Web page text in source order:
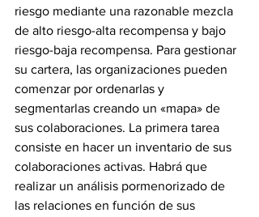
riesgo mediante una razonable mezcla
de alto riesgo-alta recompensa y bajo
riesgo-baja recompensa. Para gestionar
su cartera, las organizaciones pueden
comenzar por ordenarlas y
segmentarlas creando un «mapa» de
sus colaboraciones. La primera tarea
consiste en hacer un inventario de sus
colaboraciones activas. Habrá que
realizar un análisis pormenorizado de
las relaciones en función de sus